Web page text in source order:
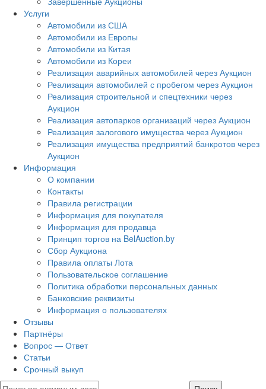
Услуги
Автомобили из США
Автомобили из Европы
Автомобили из Китая
Автомобили из Кореи
Реализация аварийных автомобилей через Аукцион
Реализация автомобилей с пробегом через Аукцион
Реализация строительной и спецтехники через
Аукцион
Реализация автопарков организаций через Аукцион
Реализация залогового имущества через Аукцион
Реализация имущества предприятий банкротов через
Аукцион
Информация
О компании
Контакты
Правила регистрации
Информация для покупателя
Информация для продавца
Принцип торгов на BelAuction.by
Сбор Аукциона
Правила оплаты Лота
Пользовательское соглашение
Политика обработки персональных данных
Банковские реквизиты
Информация о пользователях
Отзывы
Партнёры
Вопрос — Ответ
Статьи
Срочный выкуп